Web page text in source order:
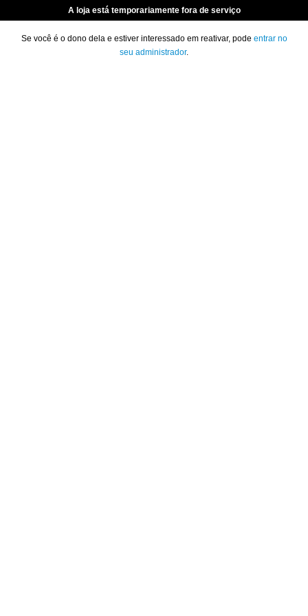
A loja está temporariamente fora de serviço
Se você é o dono dela e estiver interessado em reativar, pode entrar no
seu administrador.